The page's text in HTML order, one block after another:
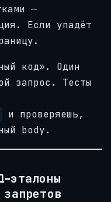
—
Если упадёт
код». Один
запрос. Тесты
и проверяешь,
body.
эталоны
запретов